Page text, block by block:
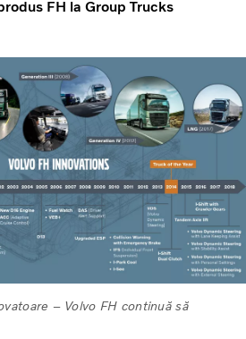
FH la Group Trucks
– Volvo FH continuă să